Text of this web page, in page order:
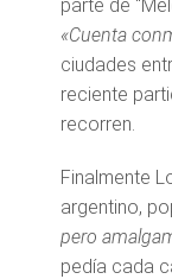
parte de
«Cuenta
ciudades
reciente
recorren.
Finalmente
argentino,
pero
pedía cada